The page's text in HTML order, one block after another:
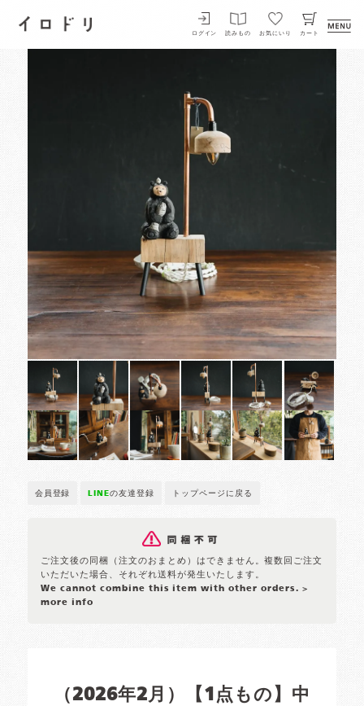
イロドリ
ログイン 読みもの お気にいり カート
会員登録 LINEの友達登録 トップページに戻る
ご注文後の同梱（注文のおまとめ）はできません。複数回ご注文
いただいた場合、それぞれ送料が発生いたします。
We cannot combine this item with other orders. >
more info
（2026年2月）【1点もの】中